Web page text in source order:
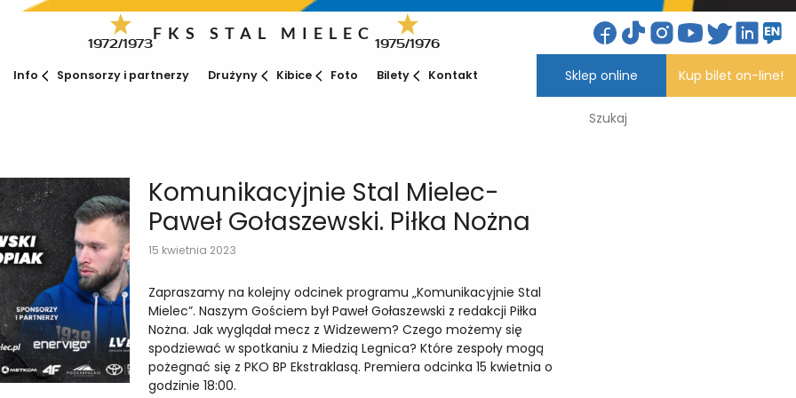
1972/1973
FKS STAL MIELEC
1975/1976
Info Sponsorzy i partnerzy Drużyny Kibice Foto Bilety Kontakt Sklep online Kup bilet on-line!
Komunikacyjnie Stal Mielec-
Paweł Gołaszewski. Piłka Nożna
15 kwietnia 2023
Zapraszamy na kolejny odcinek programu „Komunikacyjnie Stal
Mielec”. Naszym Gościem był Paweł Gołaszewski z redakcji Piłka
Nożna. Jak wyglądał mecz z Widzewem? Czego możemy się
spodziewać w spotkaniu z Miedzią Legnica? Które zespoły mogą
pożegnać się z PKO BP Ekstraklasą. Premiera odcinka 15 kwietnia o
godzinie 18:00.